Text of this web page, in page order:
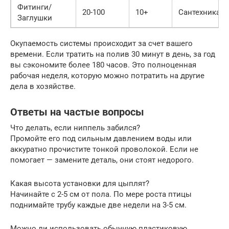
Фитинги/
Заглушки
20-100 10+ Сантехника
Окупаемость системы происходит за счет вашего
времени. Если тратить на полив 30 минут в день, за год
вы сэкономите более 180 часов. Это полноценная
рабочая неделя, которую можно потратить на другие
дела в хозяйстве.
Ответы на частые вопросы
Что делать, если ниппель забился?
Промойте его под сильным давлением воды или
аккуратно прочистите тонкой проволокой. Если не
помогает — замените деталь, они стоят недорого.
Какая высота установки для цыплят?
Начинайте с 2-5 см от пола. По мере роста птицы
поднимайте трубу каждые две недели на 3-5 см.